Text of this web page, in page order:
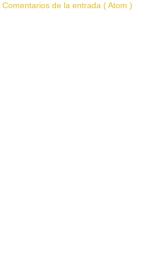
Comentarios de la entrada ( Atom )